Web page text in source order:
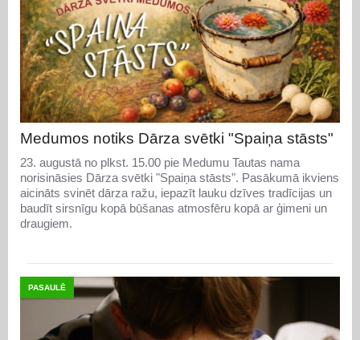
Medumos notiks Dārza svētki "Spaiņa stāsts"
23. augustā no plkst. 15.00 pie Medumu Tautas nama
norisināsies Dārza svētki "Spaiņa stāsts". Pasākumā ikviens
aicināts svinēt dārza ražu, iepazīt lauku dzīves tradīcijas un
baudīt sirsnīgu kopā būšanas atmosfēru kopā ar ģimeni un
draugiem.
PASAULĒ